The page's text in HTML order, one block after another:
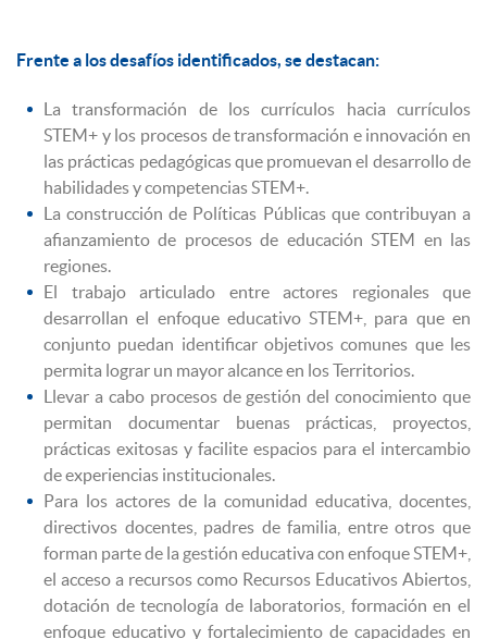
Frente a los desafíos identificados, se destacan:
La transformación de los currículos hacia currículos
STEM+ y los procesos de transformación e innovación en
las prácticas pedagógicas que promuevan el desarrollo de
habilidades y competencias STEM+.
La construcción de Políticas Públicas que contribuyan a
afianzamiento de procesos de educación STEM en las
regiones.
El trabajo articulado entre actores regionales que
desarrollan el enfoque educativo STEM+, para que en
conjunto puedan identificar objetivos comunes que les
permita lograr un mayor alcance en los Territorios.
Llevar a cabo procesos de gestión del conocimiento que
permitan documentar buenas prácticas, proyectos,
prácticas exitosas y facilite espacios para el intercambio
de experiencias institucionales.
Para los actores de la comunidad educativa, docentes,
directivos docentes, padres de familia, entre otros que
forman parte de la gestión educativa con enfoque STEM+,
el acceso a recursos como Recursos Educativos Abiertos,
dotación de tecnología de laboratorios, formación en el
enfoque educativo y fortalecimiento de capacidades en